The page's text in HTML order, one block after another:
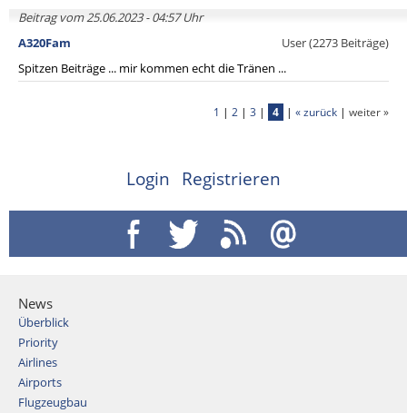
Beitrag vom 25.06.2023 - 04:57 Uhr
A320Fam
User (2273 Beiträge)
Spitzen Beiträge ... mir kommen echt die Tränen ...
1 | 2 | 3 | 4 | « zurück | weiter »
Login Registrieren
News
Überblick
Priority
Airlines
Airports
Flugzeugbau